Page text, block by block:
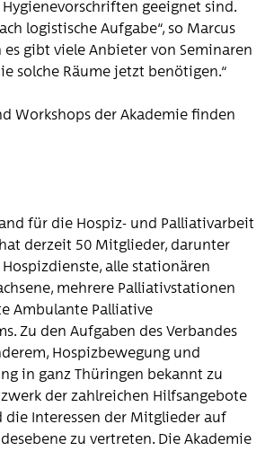
geeignet sind.
logistische Aufgabe“, so Marcus
es gibt viele Anbieter von Seminaren
solche Räume jetzt benötigen.“
Workshops der Akademie finden
für die Hospiz- und Palliativarbeit
derzeit 50 Mitglieder, darunter
alle stationären
mehrere Pallia­tivstationen
Ambulante Palliative
Zu den Aufgaben des Verbandes
Hospizbewegung und
in ganz Thüringen bekannt zu
der zahlreichen Hilfsangebote
die Interessen der Mitglieder auf
zu vertreten. Die Akademie